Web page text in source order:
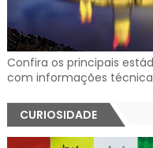
Confira os principais
com informações
CURIOSIDADE